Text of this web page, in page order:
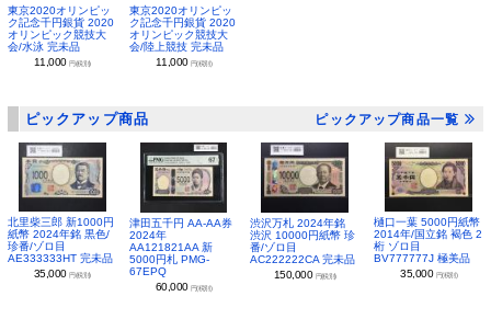
東京2020オリンピッ
ク記念千円銀貨 2020
オリンピック競技大
会/水泳 完未品
11,000円(税別)
東京2020オリンピッ
ク記念千円銀貨 2020
オリンピック競技大
会/陸上競技 完未品
11,000 円(税別)
ピックアップ商品 ピックアップ商品一覧
北里柴三郎 新1000円
紙幣 2024年銘 黒色/
珍番/ゾロ目
AE333333HT 完未品
35,000円(税別)
津田五千円 AA-AA券
2024年
AA121821AA 新
5000円札 PMG-
67EPQ
60,000 円(税別)
渋沢万札 2024年銘
渋沢 10000円紙幣 珍
番/ゾロ目
AC222222CA 完未品
150,000 円(税別)
樋口一葉 5000円紙幣
2014年/国立銘 褐色 2
桁 ゾロ目
BV777777J 極美品
35,000 円(税別)